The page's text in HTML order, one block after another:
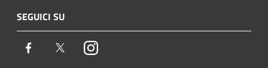
SEGUICI SU
Facebook TwitterInstagram